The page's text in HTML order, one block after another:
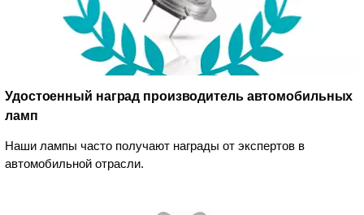
Удостоенный наград производитель автомобильных
ламп
Наши лампы часто получают награды от экспертов в
автомобильной отрасли.